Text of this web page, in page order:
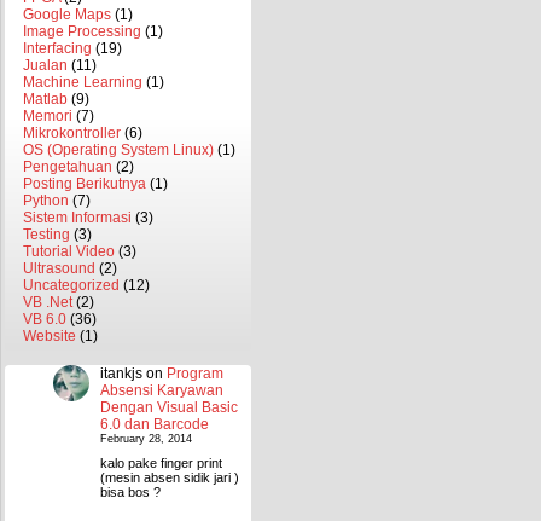
Google Maps (1)
Image Processing (1)
Interfacing (19)
Jualan (11)
Machine Learning (1)
Matlab (9)
Memori (7)
Mikrokontroller (6)
OS (Operating System Linux) (1)
Pengetahuan (2)
Posting Berikutnya (1)
Python (7)
Sistem Informasi (3)
Testing (3)
Tutorial Video (3)
Ultrasound (2)
Uncategorized (12)
VB .Net(2)
VB 6.0 (36)
Website (1)
itankjs on Program
Absensi Karyawan
Dengan Visual Basic
6.0 dan Barcode
February 28, 2014
kalo pake finger print
(mesin absen sidik jari )
bisa bos ?